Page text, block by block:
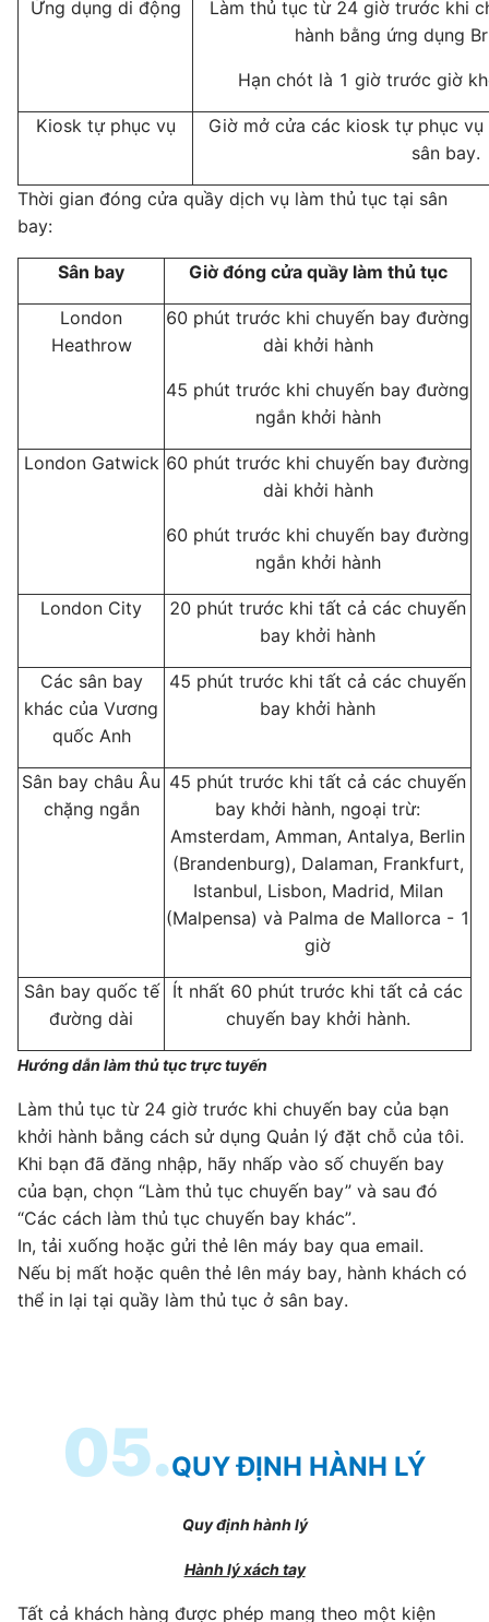
Ứng dụng di động
Làm thủ tục từ 24 giờ trước khi
hành bằng ứng dụng
Hạn chót là 1 giờ trước giờ
Kiosk tự phục vụ
Giờ mở cửa các kiosk tự phục
sân bay.
Thời gian đóng cửa quầy dịch vụ làm thủ tục tại sân
bay:
Sân bay Giờ đóng cửa quầy làm thủ tục
London
Heathrow
60 phút trước khi chuyến bay đường
dài khởi hành
45 phút trước khi chuyến bay đường
ngắn khởi hành
London Gatwick 60 phút trước khi chuyến bay đường
dài khởi hành
60 phút trước khi chuyến bay đường
ngắn khởi hành
London City
20 phút trước khi tất cả các chuyến
bay khởi hành
Các sân bay
khác của Vương
quốc Anh
45 phút trước khi tất cả các chuyến
bay khởi hành
Sân bay châu Âu
chặng ngắn
45 phút trước khi tất cả các chuyến
bay khởi hành, ngoại trừ:
Amsterdam, Amman, Antalya, Berlin
(Brandenburg), Dalaman, Frankfurt,
Istanbul, Lisbon, Madrid, Milan
(Malpensa) và Palma de Mallorca - 1
giờ
Sân bay quốc tế
đường dài
Ít nhất 60 phút trước khi tất cả các
chuyến bay khởi hành.
Hướng dẫn làm thủ tục trực tuyến
Làm thủ tục từ 24 giờ trước khi chuyến bay của bạn
khởi hành bằng cách sử dụng Quản lý đặt chỗ của tôi.
Khi bạn đã đăng nhập, hãy nhấp vào số chuyến bay
của bạn, chọn “Làm thủ tục chuyến bay” và sau đó
“Các cách làm thủ tục chuyến bay khác”.
In, tải xuống hoặc gửi thẻ lên máy bay qua email.
Nếu bị mất hoặc quên thẻ lên máy bay, hành khách có
thể in lại tại quầy làm thủ tục ở sân bay.
05.QUY ĐỊNH HÀNH LÝ
Quy định hành lý
Hành lý xách tay
Tất cả khách hàng được phép mang theo một kiện